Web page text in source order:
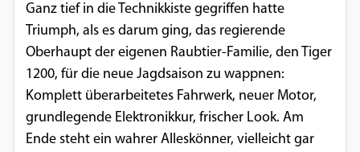
Ganz tief in die Technikkiste gegriffen hatte
Triumph, als es darum ging, das regierende
Oberhaupt der eigenen Raubtier-Familie, den Tiger
1200, für die neue Jagdsaison zu wappnen:
Komplett überarbeitetes Fahrwerk, neuer Motor,
grundlegende Elektronikkur, frischer Look. Am
Ende steht ein wahrer Alleskönner, vielleicht gar